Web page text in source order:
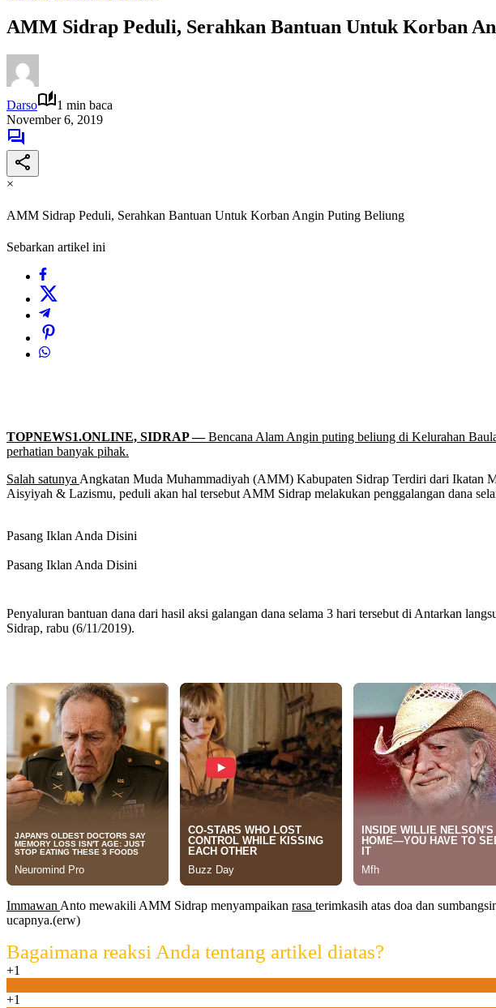
AMM Sidrap Peduli, Serahkan Bantuan Untuk Korban
Darso
1 min baca
November 6, 2019
×
AMM Sidrap Peduli, Serahkan Bantuan Untuk Korban Angin Puting Beliung
Sebarkan artikel ini
TOPNEWS1.ONLINE, SIDRAP —Bencana Alam Angin puting beliung di Kelurahan
perhatian banyak pihak.
Salah satunya Angkatan Muda Muhammadiyah (AMM) Kabupaten Sidrap Terdiri dari Ikatan
Aisyiyah & Lazismu, peduli akan hal tersebut AMM Sidrap melakukan penggalangan dana
Pasang Iklan Anda Disini
Pasang Iklan Anda Disini
Penyaluran bantuan dana dari hasil aksi galangan dana selama 3 hari tersebut di Antarkan
Sidrap, rabu (6/11/2019).
Immawan Anto mewakili AMM Sidrap menyampaikan rasa terimkasih atas doa dan
ucapnya.(erw)
Bagaimana reaksi Anda tentang artikel diatas?
+1
+1